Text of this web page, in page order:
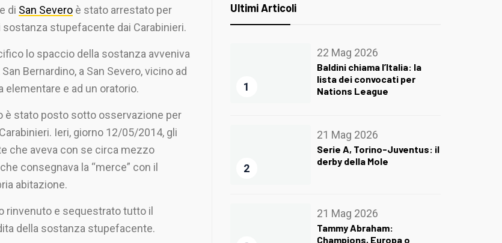
di San Severo è stato arrestato per
sostanza stupefacente dai Carabinieri.
lo spaccio della sostanza avveniva
Bernardino, a San Severo, vicino ad
elementare e ad un oratorio.
è stato posto sotto osservazione per
Ieri, giorno 12/05/2014, gli
che aveva con se circa mezzo
consegnava la “merce” con il
abitazione.
rinvenuto e sequestrato tutto il
della sostanza stupefacente.
Ultimi Articoli
1
22 Mag 2026
Baldini chiama l’Italia: la
lista dei convocati per
Nations League
2
21 Mag 2026
Serie A, Torino-Juventus: il
derby della Mole
21 Mag 2026
Tammy Abraham:
Champions, Europa o